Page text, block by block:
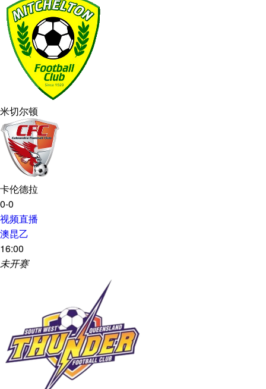
米切尔顿
卡伦德拉
0-0
视频直播
澳昆乙
16:00
未开赛